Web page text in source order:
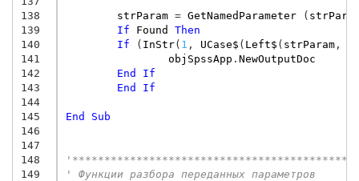
138
139
140
141
142
143
144
145
146
147
148
149
strParam = GetNamedParameter (
If
Found
Then
If
( InStr( 1 , UCase$ ( Left$ ( strParam,
objSpssApp . NewOutputDoc
End
If
End
If
End Sub
' Функции разбора переданных параметров